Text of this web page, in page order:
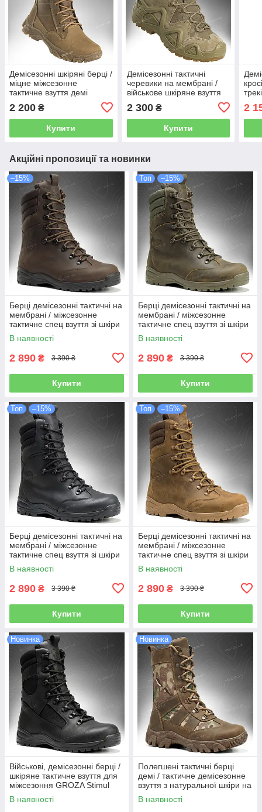
Демісезонні шкіряні берці /
міцне міжсезонне
тактичне взуття демі
2 200 ₴
Купити
Демісезонні тактичні
черевики на мембрані /
військове шкіряне взуття
(coyote)
2 300₴
Купити
2
Акційні пропозиції та новинки
–15%
Берці демісезонні тактичні на
мембрані / міжсезонне
тактичне спец взуття зі шкіри
OMEGA Stimul (dark brown)
В наявності
2 890 ₴ 3 390 ₴
Купити
Топ –15%
Берці демісезонні тактичні на
мембрані / міжсезонне
тактичне спец взуття зі шкіри
OMEGA Stimul (olive)
В наявності
2 890 ₴ 3 390 ₴
Купити
Топ –15%
Берці демісезонні тактичні на
мембрані / міжсезонне
тактичне спец взуття зі шкіри
OMEGA Stimul (black)
В наявності
2 890 ₴ 3 390 ₴
Купити
Топ –15%
Берці демісезонні тактичні на
мембрані / міжсезонне
тактичне спец взуття зі шкіри
OMEGA Stimul (coyote)
В наявності
2 890 ₴ 3 390 ₴
Купити
Новинка
Військові, демісезонні берці /
шкіряне тактичне взуття для
міжсезоння GROZA Stimul
(black)
В наявності
Новинка
Полегшені тактичні берці
демі / тактичне демісезонне
взуття з натуральної шкіри на
осінь HORNET-X Gen.2 (MTP)
В наявності